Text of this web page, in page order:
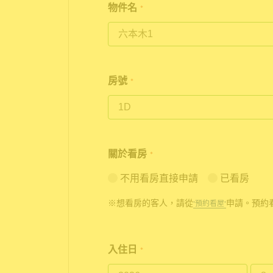
物件名 *
房號 *
關於看房 *
不用看房直接申請 已看房
※想看房的客人，請從'預約看屋'申請。預約
入住日 *